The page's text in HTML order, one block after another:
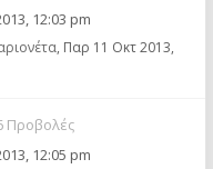
12:03 pm
, Παρ 11 Οκτ 2013,
Προβολές
12:05 pm